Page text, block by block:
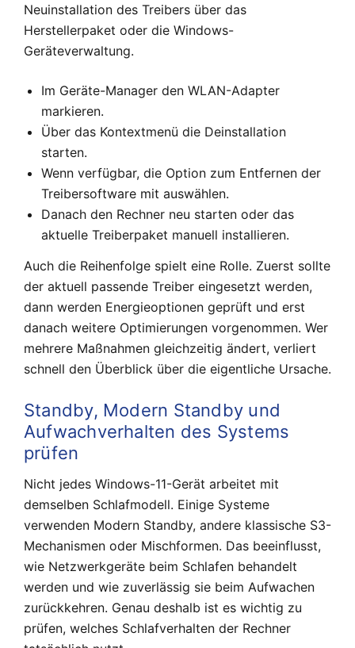
Neuinstallation des Treibers über das
Herstellerpaket oder die Windows-
Geräteverwaltung.
Im Geräte-Manager den WLAN-Adapter
markieren.
Über das Kontextmenü die Deinstallation
starten.
Wenn verfügbar, die Option zum Entfernen der
Treibersoftware mit auswählen.
Danach den Rechner neu starten oder das
aktuelle Treiberpaket manuell installieren.
Auch die Reihenfolge spielt eine Rolle. Zuerst sollte
der aktuell passende Treiber eingesetzt werden,
dann werden Energieoptionen geprüft und erst
danach weitere Optimierungen vorgenommen. Wer
mehrere Maßnahmen gleichzeitig ändert, verliert
schnell den Überblick über die eigentliche Ursache.
Standby, Modern Standby und
Aufwachverhalten des Systems
prüfen
Nicht jedes Windows-11-Gerät arbeitet mit
demselben Schlafmodell. Einige Systeme
verwenden Modern Standby, andere klassische S3-
Mechanismen oder Mischformen. Das beeinflusst,
wie Netzwerkgeräte beim Schlafen behandelt
werden und wie zuverlässig sie beim Aufwachen
zurückkehren. Genau deshalb ist es wichtig zu
prüfen, welches Schlafverhalten der Rechner